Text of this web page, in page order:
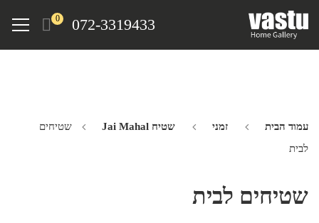
072-3319433
0
Menu
עמוד הבית זמני שטיח Jai Mahal
שטיחים
לבית
שטיחים לבית